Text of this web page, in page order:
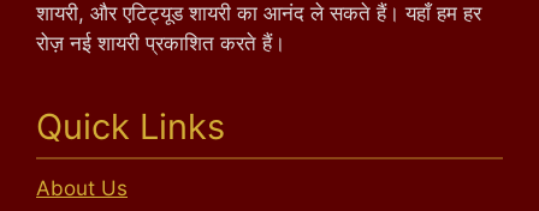
शायरी, और एटिट्यूड शायरी का आनंद ले सकते हैं। यहाँ हम हर
रोज़ नई शायरी प्रकाशित करते हैं।
Quick Links
About Us